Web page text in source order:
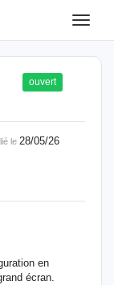
Toggle
ouvert
le 28/05/26
en
écran.